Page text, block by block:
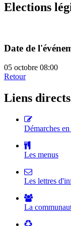
Elections
Date de
05 octobre 08:00
Retour
Liens directs
Démarches
Les menus
Les lettres
La